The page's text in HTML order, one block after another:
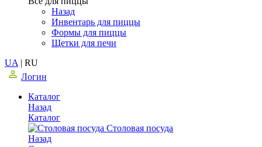
Назад
Инвентарь для пиццы
Формы для пиццы
Щетки для печи
UA | RU
Логин
Каталог
Назад
Каталог
Столовая посуда
Назад